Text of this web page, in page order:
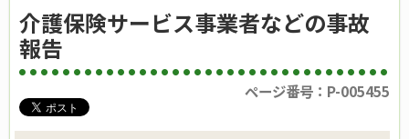
介護保険サービス事業者などの事故
報告
ページ番号：P-005455